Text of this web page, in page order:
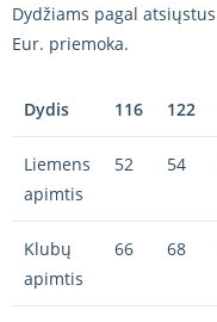
Dydžiams pagal
Eur. priemoka.
Dydis 116 122
Liemens
apimtis
52 54
Klubų
apimtis
66 68